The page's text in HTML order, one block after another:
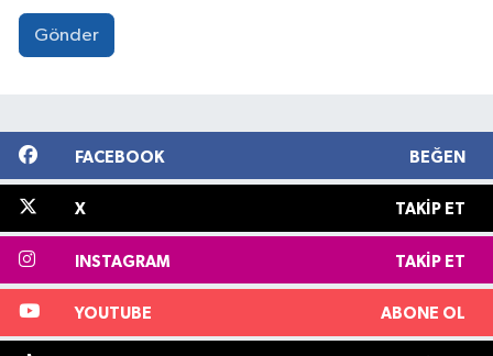
Gönder
FACEBOOK BEĞEN
X TAKIP ET
INSTAGRAM TAKIP ET
YOUTUBE ABONE OL